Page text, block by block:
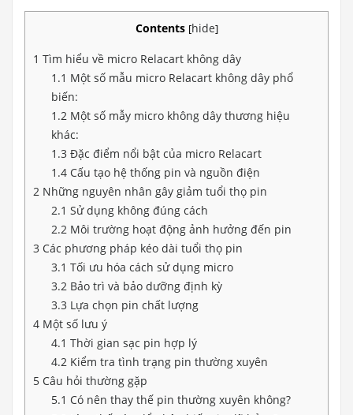
Contents [hide]
1 Tìm hiểu về micro Relacart không dây
1.1 Một số mẫu micro Relacart không dây phổ
biến:
1.2Một số mẫy micro không dây thương hiệu
khác:
1.3Đặc điểm nổi bật của micro Relacart
1.4Cấu tạo hệ thống pin và nguồn điện
2 Những nguyên nhân gây giảm tuổi thọ pin
2.1 Sử dụng không đúng cách
2.2Môi trường hoạt động ảnh hưởng đến pin
3 Các phương pháp kéo dài tuổi thọ pin
3.1 Tối ưu hóa cách sử dụng micro
3.2Bảo trì và bảo dưỡng định kỳ
3.3Lựa chọn pin chất lượng
4 Một số lưu ý
4.1 Thời gian sạc pin hợp lý
4.2Kiểm tra tình trạng pin thường xuyên
5 Câu hỏi thường gặp
5.1 Có nên thay thế pin thường xuyên không?